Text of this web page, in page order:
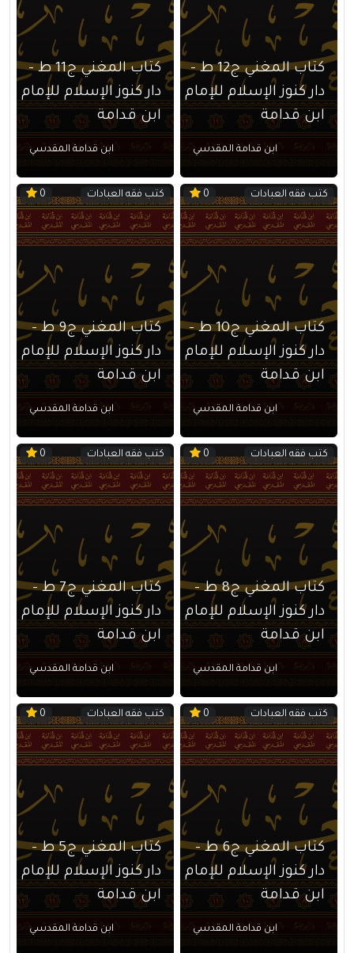
كتاب المغني ج12 ط –
دار كنوز الإسلام للإمام
ابن قدامة
ابن قدامة المقدسي
كتاب المغني ج11 ط –
دار كنوز الإسلام للإمام
ابن قدامة
ابن قدامة المقدسي
كتب فقه العبادات 0
كتاب المغني ج10 ط –
دار كنوز الإسلام للإمام
ابن قدامة
ابن قدامة المقدسي
كتب فقه العبادات 0
كتاب المغني ج9 ط –
دار كنوز الإسلام للإمام
ابن قدامة
ابن قدامة المقدسي
كتب فقه العبادات 0
كتاب المغني ج8 ط –
دار كنوز الإسلام للإمام
ابن قدامة
ابن قدامة المقدسي
كتب فقه العبادات 0
كتاب المغني ج7 ط –
دار كنوز الإسلام للإمام
ابن قدامة
ابن قدامة المقدسي
كتب فقه العبادات 0
كتاب المغني ج6 ط –
دار كنوز الإسلام للإمام
ابن قدامة
ابن قدامة المقدسي
كتب فقه العبادات 0
كتاب المغني ج5 ط –
دار كنوز الإسلام للإمام
ابن قدامة
ابن قدامة المقدسي